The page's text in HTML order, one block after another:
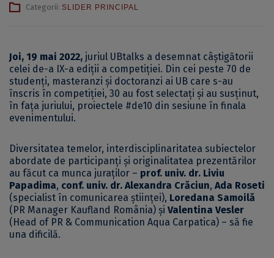
Categorii: SLIDER PRINCIPAL
Joi, 19 mai 2022, juriul UBtalks a desemnat câștigătorii
celei de-a IX-a ediții a competiției. Din cei peste 70 de
studenți, masteranzi și doctoranzi ai UB care s-au
înscris în competiției, 30 au fost selectați și au susținut,
în fața juriului, proiectele #de10 din sesiune în finala
evenimentului.
Diversitatea temelor, interdisciplinaritatea subiectelor
abordate de participanți și originalitatea prezentărilor
au făcut ca munca juraților – prof. univ. dr. Liviu
Papadima, conf. univ. dr. Alexandra Crăciun, Ada Roseti
(specialist în comunicarea științei), Loredana Samoilă
(PR Manager Kaufland România) și Valentina Vesler
(Head of PR & Communication Aqua Carpatica) – să fie
una dificilă.